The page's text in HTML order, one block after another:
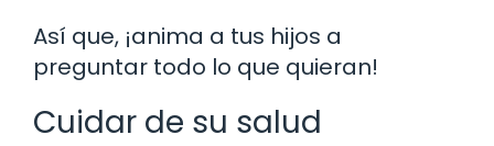
Así que, ¡anima a tus hijos a
preguntar todo lo que quieran!
Cuidar de su salud